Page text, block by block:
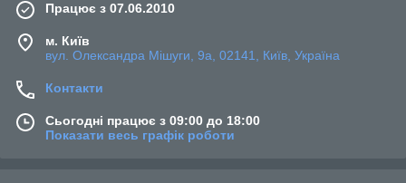
Працює з 07.06.2010
м. Київ
вул. Олександра Мішуги, 9а, 02141, Київ, Україна
Контакти
Сьогодні працює з 09:00 до 18:00
Показати весь графік роботи